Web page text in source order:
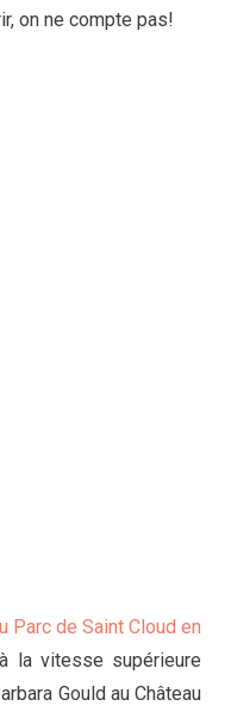
on ne compte pas!
Parc de Saint Cloud en
la vitesse supérieure
Gould au Château